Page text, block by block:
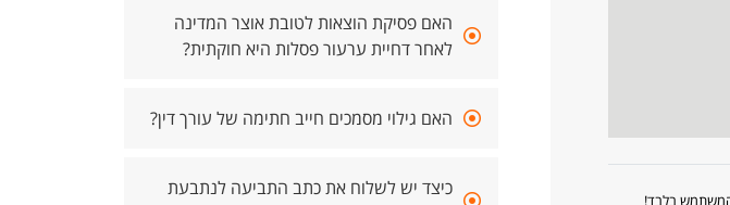
המשתמש בלבד!
האם פסיקת הוצאות לטובת אוצר המדינה
לאחר דחיית ערעור פסלות היא חוקתית?
האם גילוי מסמכים חייב חתימה של עורך דין?
כיצד יש לשלוח את כתב התביעה לנתבעת